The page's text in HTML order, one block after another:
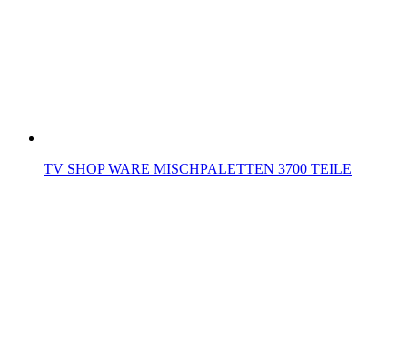
TV SHOP WARE MISCHPALETTEN 3700 TEILE